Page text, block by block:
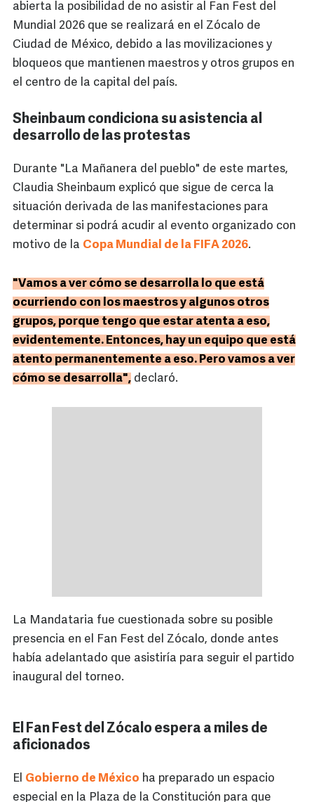
abierta la posibilidad de no asistir al Fan Fest del
Mundial 2026 que se realizará en el Zócalo de
Ciudad de México, debido a las movilizaciones y
bloqueos que mantienen maestros y otros grupos en
el centro de la capital del país.
Sheinbaum condiciona su asistencia al
desarrollo de las protestas
Durante "La Mañanera del pueblo" de este martes,
Claudia Sheinbaum explicó que sigue de cerca la
situación derivada de las manifestaciones para
determinar si podrá acudir al evento organizado con
motivo de la Copa Mundial de la FIFA 2026.
"Vamos a ver cómo se desarrolla lo que está
ocurriendo con los maestros y algunos otros
grupos, porque tengo que estar atenta a eso,
evidentemente. Entonces, hay un equipo que está
atento permanentemente a eso. Pero vamos a ver
cómo se desarrolla", declaró.
La Mandataria fue cuestionada sobre su posible
presencia en el Fan Fest del Zócalo, donde antes
había adelantado que asistiría para seguir el partido
inaugural del torneo.
El Fan Fest del Zócalo espera a miles de
aficionados
El Gobierno de México ha preparado un espacio
especial en la Plaza de la Constitución para que